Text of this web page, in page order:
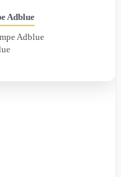
Adblue
Adblue